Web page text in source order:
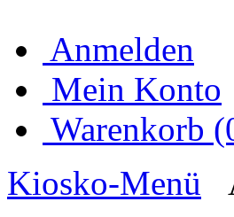
Anmelden
Mein Konto
Warenkorb
Kiosko-Menü